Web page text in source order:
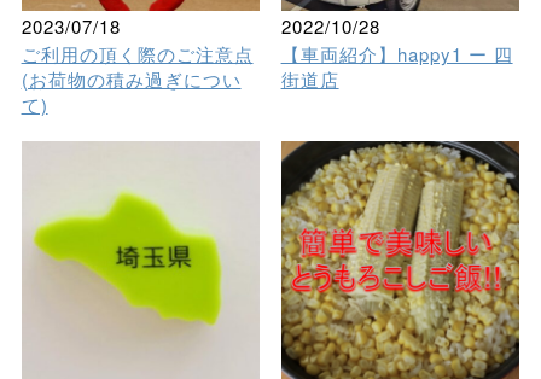
2023/07/18
ご利用の頂く際のご注意点
(お荷物の積み過ぎについ
て)
2022/10/28
【車両紹介】happy1 ー 四
街道店